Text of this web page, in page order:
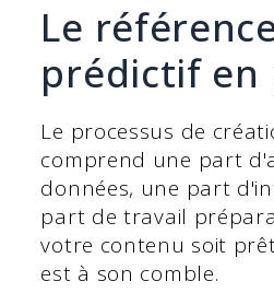
Le
prédictif en
Le processus de
comprend une part
données, une part
part de travail
votre contenu soit
est à son comble.